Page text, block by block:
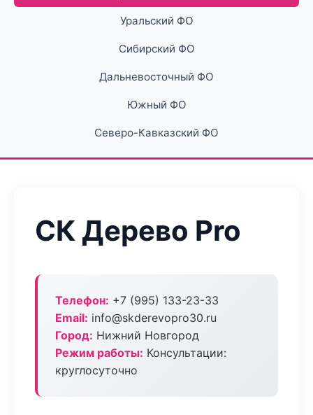
Уральский ФО
Сибирский ФО
Дальневосточный ФО
Южный ФО
Северо-Кавказский ФО
СК Дерево Pro
Телефон: +7 (995) 133-23-33
Email: info@skderevopro30.ru
Город: Нижний Новгород
Режим работы: Консультации:
круглосуточно